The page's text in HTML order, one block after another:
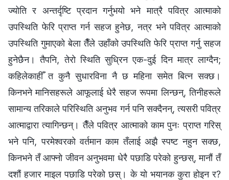
ज्योति र अन्तर्दृष्टि प्रदान गर्नुभयो भने मात्रै पवित्र आत्माको
उपस्थिति फेरि प्राप्त गर्न सहज हुनेछ, नत्र भने पवित्र आत्माको
उपस्थिति गुमाएको बेला तैँले उहाँको उपस्थिति फेरि प्राप्त गर्नु सहज
हुनेछैन। तैपनि, तेरो स्थिति सुध्रिन एक-दुई दिन मात्र लाग्दैन;
कहिलेकाहीँ त कुनै सुधारविना नै छ महिना समेत बित्न सक्छ।
किनभने मानिसहरूले आफूलाई धेरै सहज रूपमा लिन्छन्, तिनीहरूले
सामान्य तरिकाले परिस्थिति अनुभव गर्न पनि सक्दैनन्, त्यसरी पवित्र
आत्माद्वारा त्यागिन्छन्। तैँले पवित्र आत्माको काम पुनः प्राप्त गरिस्
भने पनि, परमेश्‍वरको वर्तमान काम तँलाई अझै स्पष्ट नहुन सक्छ,
किनभने तँ आफ्‍नो जीवन अनुभवमा धेरै पछाडि परेको हुन्छस्, मानौं तँ
दशौं हजार माइल पछाडि परेको छस्। के यो भयानक कुरा होइन र?